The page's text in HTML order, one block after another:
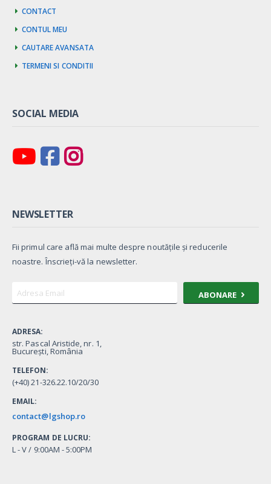
Contact
Contul meu
Cautare avansata
Termeni si Conditii
SOCIAL MEDIA
NEWSLETTER
Fii primul care află mai multe despre noutățile și reducerile
noastre. Înscrieți-vă la newsletter.
ABONARE
ADRESA:
str. Pascal Aristide, nr. 1,
București, România
TELEFON:
(+40) 21-326.22.10/20/30
EMAIL:
contact@lgshop.ro
PROGRAM DE LUCRU:
L - V / 9:00AM - 5:00PM